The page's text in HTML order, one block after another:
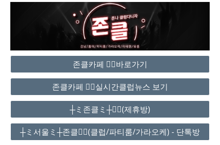
존클카페 ❤️‍🔥바로가기
존클카페 ❤️‍🔥실시간클럽뉴스 보기
┼ミ존클ミ┼❤️‍🔥(제휴방)
┼ミ서울ミ┼존클❤️‍🔥(클럽/파티룸/가라오케) - 단톡방